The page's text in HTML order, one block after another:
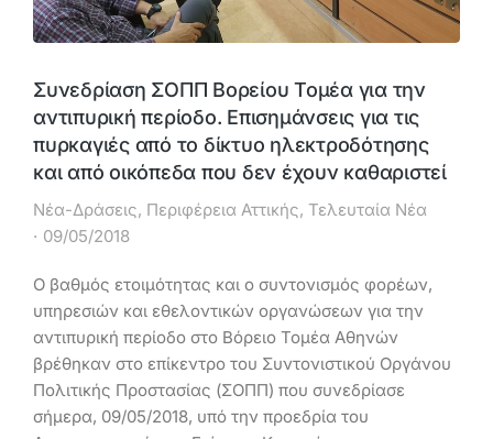
Συνεδρίαση ΣΟΠΠ Βορείου Τομέα για την
αντιπυρική περίοδο. Επισημάνσεις για τις
πυρκαγιές από το δίκτυο ηλεκτροδότησης
και από οικόπεδα που δεν έχουν καθαριστεί
Νέα-Δράσεις, Περιφέρεια Αττικής, Τελευταία Νέα
09/05/2018
Ο βαθμός ετοιμότητας και ο συντονισμός φορέων,
υπηρεσιών και εθελοντικών οργανώσεων για την
αντιπυρική περίοδο στο Βόρειο Τομέα Αθηνών
βρέθηκαν στο επίκεντρο του Συντονιστικού Οργάνου
Πολιτικής Προστασίας (ΣΟΠΠ) που συνεδρίασε
σήμερα, 09/05/2018, υπό την προεδρία του